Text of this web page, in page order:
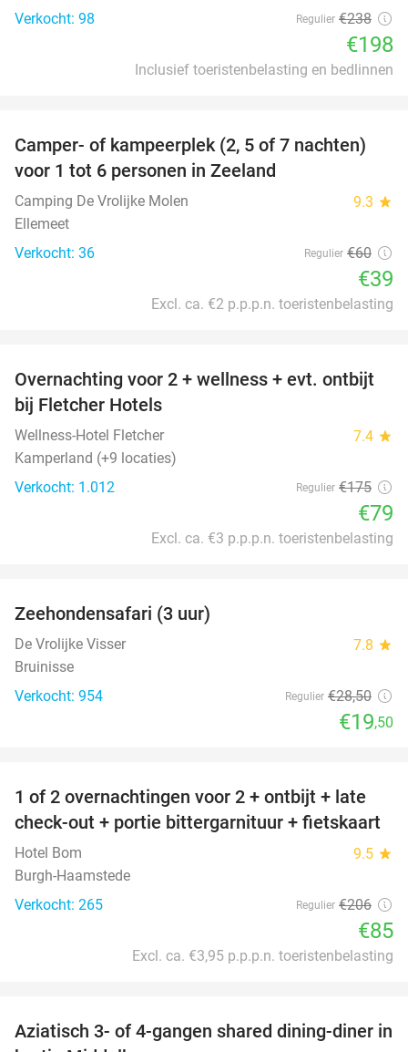
Verkocht: 98
Regulier €238
€198
Inclusief toeristenbelasting en bedlinnen
35%
Camper- of kampeerplek (2, 5 of 7 nachten)
voor 1 tot 6 personen in Zeeland
Camping De Vrolijke Molen 9.3 star
Ellemeet
Verkocht: 36
Regulier €60
€39
Excl. ca. €2 p.p.p.n. toeristenbelasting
55%
Overnachting voor 2 + wellness + evt. ontbijt
bij Fletcher Hotels
Wellness-Hotel Fletcher 7.4 star
Kamperland (+9 locaties)
Verkocht: 1.012
Regulier €175
€79
Excl. ca. €3 p.p.p.n. toeristenbelasting
Zeehondensafari (3 uur)
De Vrolijke Visser 7.8 star
Bruinisse
Verkocht: 954
Regulier €28,50
€19,50
59%
1 of 2 overnachtingen voor 2 + ontbijt + late
check-out + portie bittergarnituur + fietskaart
Hotel Bom 9.5 star
Burgh-Haamstede
Verkocht: 265
Regulier €206
€85
Excl. ca. €3,95 p.p.p.n. toeristenbelasting
36%
Aziatisch 3- of 4-gangen shared dining-diner in